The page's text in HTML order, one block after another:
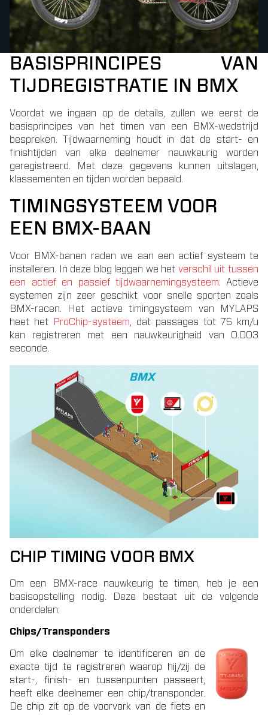
BASISPRINCIPES VAN
TIJDREGISTRATIE IN BMX
Voordat we ingaan op de details, zullen we eerst de
basisprincipes van het timen van een BMX-wedstrijd
bespreken. Tijdwaarneming houdt in dat de start- en
finishtijden van elke deelnemer nauwkeurig worden
geregistreerd. Met deze gegevens kunnen uitslagen,
klassementen en tijden worden bepaald.
TIMINGSYSTEEM VOOR
EEN BMX-BAAN
Voor BMX-banen raden we aan een actief systeem te
installeren. In deze blog leggen we het verschil uit tussen
een actief en passief tijdwaarnemingsysteem. Actieve
systemen zijn zeer geschikt voor snelle sporten zoals
BMX-racen. Het actieve timingsysteem van MYLAPS
heet het
ProChip-systeem, dat passages tot 75 km/u
kan registreren met een nauwkeurigheid van 0.003
seconde.
CHIP TIMING VOOR BMX
Om een BMX-race nauwkeurig te timen, heb je een
basisopstelling nodig. Deze bestaat uit de volgende
onderdelen:
Chips/Transponders
Om elke deelnemer te identificeren en de
exacte tijd te registreren waarop hij/zij de
start-, finish- en tussenpunten passeert,
heeft elke deelnemer een chip/transponder.
De chip zit op de voorvork van de fiets en